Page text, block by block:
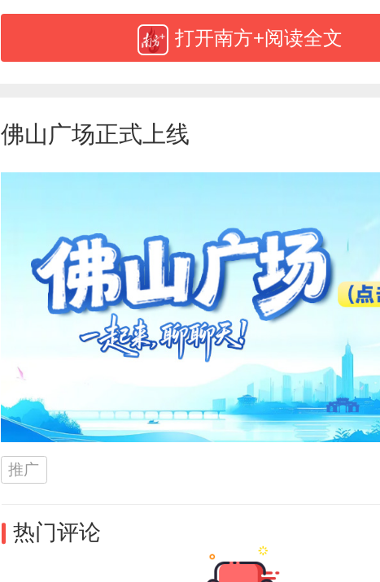
遇疾病或损伤后，更好地恢复功能
活力？运营短短数月，这所医院正
案。
破局“睡不着”
十年失眠之战，在多学科协作中迎
“每天很难入睡，就算睡着了也只能
时，很早就会醒，白天整个人都没精
整十年。因家庭变故，她长期处于焦
打开南方+阅读全文
佛山广场正式上线
推广
热门评论